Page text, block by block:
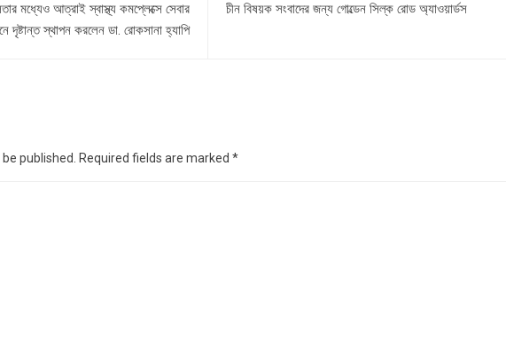
মধ্যেও আত্রাই স্বাস্থ্য কমপ্লেক্সে সেবার
দৃষ্টান্ত স্থাপন করলেন ডা. রোকসানা হ্যাপি
চীন বিষয়ক সংবাদের জন্য গোল্ডেন সিল্ক রোড অ্যাওয়ার্ডস
published. Required fields are marked *